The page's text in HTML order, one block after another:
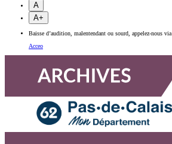
A
A+
Baisse d’audition, malentendant ou sourd, appelez-nous via
Acceo